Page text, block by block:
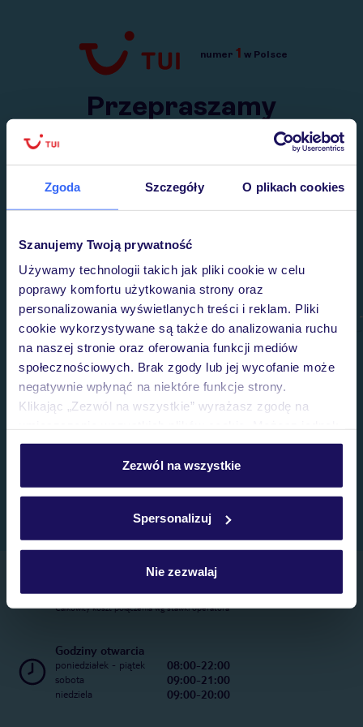
Zgoda Szczegóły O plikach cookies
Szanujemy Twoją prywatność
Używamy technologii takich jak pliki cookie w celu
poprawy komfortu użytkowania strony oraz
personalizowania wyświetlanych treści i reklam. Pliki
cookie wykorzystywane są także do analizowania ruchu
na naszej stronie oraz oferowania funkcji mediów
społecznościowych. Brak zgody lub jej wycofanie może
negatywnie wpłynąć na niektóre funkcje strony.
Klikając „Zezwól na wszystkie” wyrażasz zgodę na
personalizować swój wybór wchodząc w zakładkę
Szczegółowe informacje o plikach cookie znajdziesz
Zezwól na wszystkie
Spersonalizuj
Nie zezwalaj
Przejdź do TUI.pl
numer 1 w Polsce
Przepraszamy
Wysłaliśmy nasz serwis na krótkie wakacje.
Telefoniczne Centrum Rezerwacji
22 270 31 20
Całkowity koszt połączenia wg stawki operatora
Godziny otwarcia
poniedziałek - piątek 08:00-22:00
sobota 09:00-21:00
niedziela 09:00-20:00